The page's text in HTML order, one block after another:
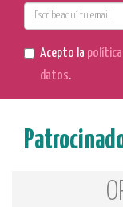
Acepto la
datos.